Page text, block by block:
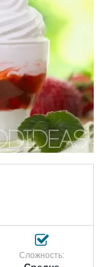
Сложность: